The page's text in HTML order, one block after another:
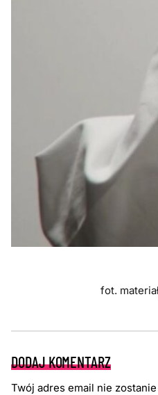
fot.
DODAJ KOMENTARZ
Twój adres email nie